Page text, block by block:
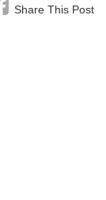
Share This Post